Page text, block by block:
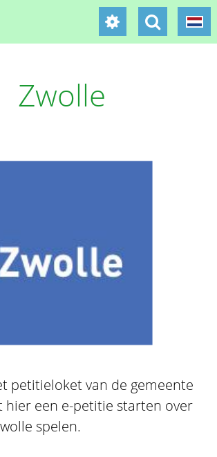
Zwolle
petitieloket van de gemeente
hier een e-petitie starten over
spelen.